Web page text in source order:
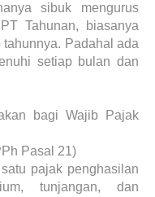
sibuk mengurus
Tahunan, biasanya
Padahal ada
setiap bulan dan
bagi Wajib Pajak
Pasal 21)
pajak penghasilan
tunjangan, dan